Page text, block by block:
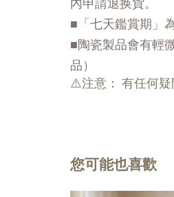
■「七天鑑賞期」
■陶瓷製品會有輕
品）
⚠️注意： 有任何疑
您可能也喜歡